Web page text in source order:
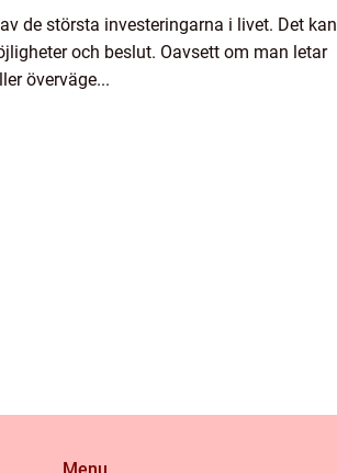
de största investeringarna i livet. Det kan
och beslut. Oavsett om man letar
överväge...